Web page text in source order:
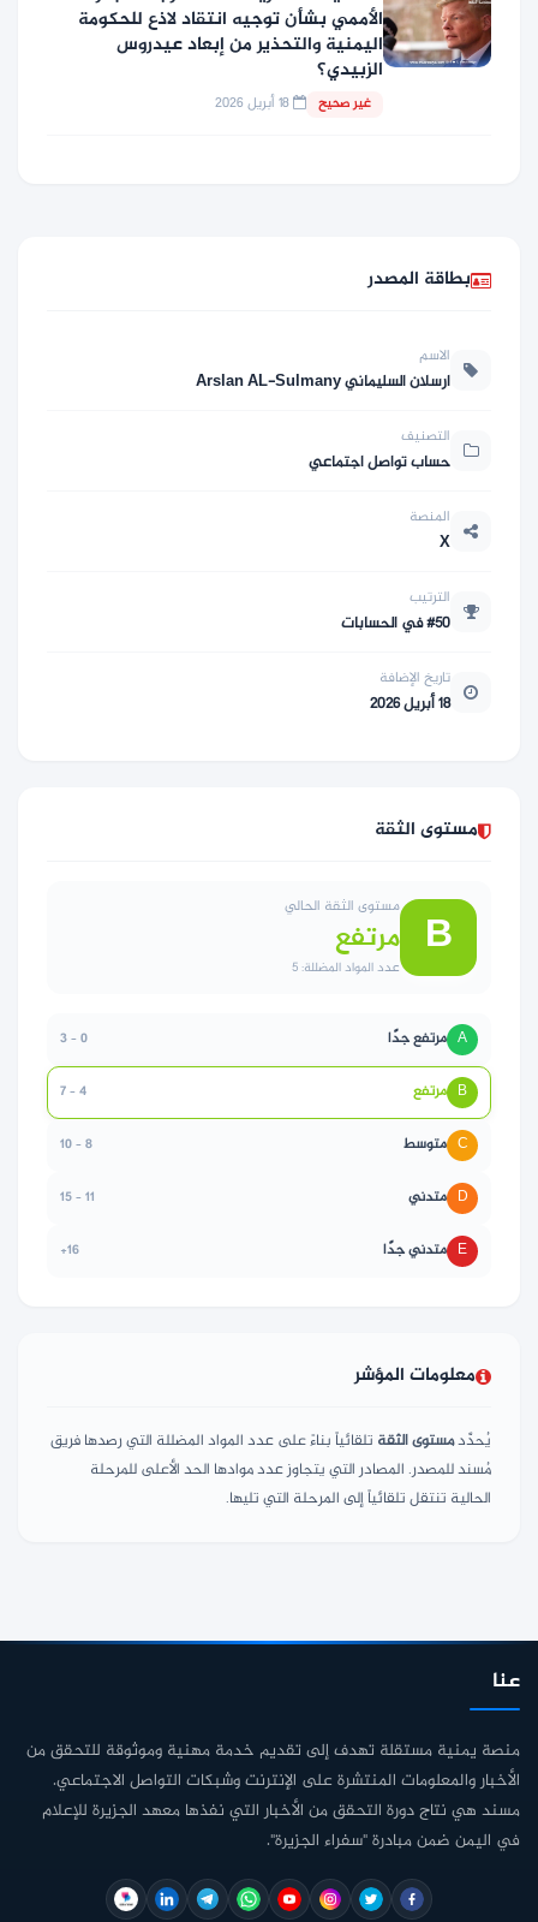
الأممي بشأن توجيه انتقاد لاذع للحكومة
اليمنية والتحذير من إبعاد عيدروس
الزبيدي؟
غير صحيح
بطاقة المصدر
الاسم
ارسلان السليماني Arslan AL-Sulmany
التصنيف
حساب تواصل اجتماعي
المنصة
X
الترتيب
#50 في الحسابات
تاريخ الإضافة
18 أبريل 2026
مستوى الثقة
B مستوى الثقة الحالي
مرتفع
عدد المواد المضللة: 5
A مرتفع جدًا 0 – 3
B مرتفع 4 – 7
C متوسط 8 – 10
D متدني 11 – 15
E متدني جدًا 16+
معلومات المؤشر
يُحدَّدمستوى الثقة تلقائياً بناءً على عدد المواد المضللة التي رصدها فريق
مُسند للمصدر. المصادر التي يتجاوز عدد موادها الحد الأعلى للمرحلة
الحالية تنتقل تلقائياً إلى المرحلة التي تليها.
عنا
منصة يمنية مستقلة تهدف إلى تقديم خدمة مهنية وموثوقة للتحقق من
الأخبار والمعلومات المنتشرة على الإنترنت وشبكات التواصل الاجتماعي.
مسند هي نتاج دورة التحقق من الأخبار التي نفذها معهد الجزيرة للإعلام
في اليمن ضمن مبادرة "سفراء الجزيرة".